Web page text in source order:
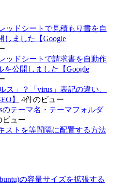
ッドシートで見積もり書を自
しました【Google
ッドシートで請求書を自動作
を公開しました【Google
ス」？「virus」表記の違い、
】
4件のビュー
のテーマ名・テーマフォルダ
ビュー
ストを等間隔に配置する方法
の容量サイズを拡張する